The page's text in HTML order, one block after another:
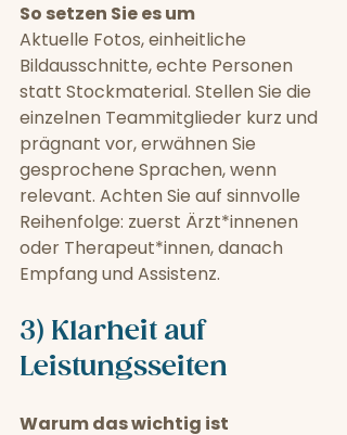
So setzen Sie es um
Aktuelle Fotos, einheitliche
Bildausschnitte, echte Personen
statt Stockmaterial. Stellen Sie die
einzelnen Teammitglieder kurz und
prägnant vor, erwähnen Sie
gesprochene Sprachen, wenn
relevant. Achten Sie auf sinnvolle
Reihenfolge: zuerst Ärzt*innenen
oder Therapeut*innen, danach
Empfang und Assistenz.
3) Klarheit auf
Leistungsseiten
Warum das wichtig ist